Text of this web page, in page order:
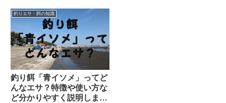
ます。青イソメやオキアミなど、
それぞれの特徴・釣れる魚・釣果
を上げるコツを簡単に解説。これ
さえ押さえれば次の釣行も安心で
す。
釣りエサ・餌の知識
釣り餌「青イソメ」ってど
んなエサ？特徴や使い方な
ど分かりやすく説明しま